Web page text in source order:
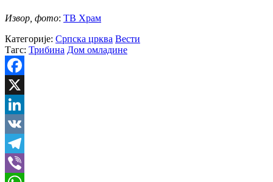
Извор, фото: ТВ Храм
Категорије: Српска црква Вести
Тагс: Трибина Дом омладине
Facebook
X
LinkedIn
VK
Telegram